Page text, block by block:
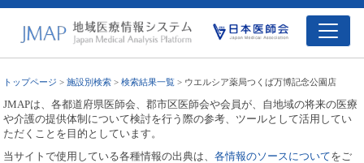
トップページ >施設別検索 >検索結果一覧 > ウエルシア薬局つくば万博記念公園店
JMAPは、各都道府県医師会、郡市区医師会や会員が、自地域の将来の医療
や介護の提供体制について検討を行う際の参考、ツールとして活用してい
ただくことを目的としています。
当サイトで使用している各種情報の出典は、各情報のソースについてをご